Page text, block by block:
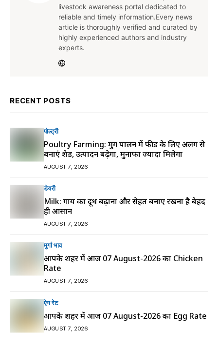
livestock awareness portal dedicated to
reliable and timely information.Every news
article is thoroughly verified and curated by
highly experienced authors and industry
experts.
RECENT POSTS
पोल्ट्री
Poultry Farming: मुर्गी पालन में फीड के लिए अलग से
बनाएं शेड, उत्पादन बढ़ेगा, मुनाफा ज्यादा मिलेगा
AUGUST 7, 2026
डेयरी
Milk: गाय का दूध बढ़ाना और सेहत बनाए रखना है बेहद
ही आसान
AUGUST 7, 2026
मुर्गा भाव
आपके शहर में आज 07 August-2026 का Chicken
Rate
AUGUST 7, 2026
ऐग रेट
आपके शहर में आज 07 August-2026 का Egg Rate
AUGUST 7, 2026